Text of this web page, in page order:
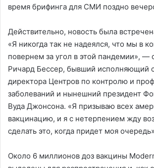
время брифинга для СМИ поздно
Действительно, новость была
«Я никогда так не надеялся, что мы в
повернем за угол в этой пандемии», —
Ричард Бессер, бывший исполняющий
директора Центров по контролю и
заболеваний и нынешний президент
Вуда Джонсона. «Я призываю всех
вакцинацию, и я с нетерпением жду
сделать это, когда придет моя
Около 6 миллионов доз вакцины